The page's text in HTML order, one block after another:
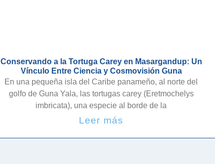
Conservando a la Tortuga Carey en Masargandup: Un
Vínculo Entre Ciencia y Cosmovisión Guna
En una pequeña isla del Caribe panameño, al norte del
golfo de Guna Yala, las tortugas carey (Eretmochelys
imbricata), una especie al borde de la
Leer más